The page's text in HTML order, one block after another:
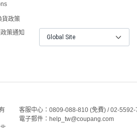
貨政策
策通知
Global Site
客服中心：0809-088-810 (免費) / 02-
電子郵件：help_tw@coupang.com